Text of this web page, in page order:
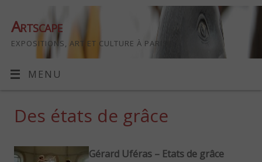
Artscape
EXPOSITIONS, ART ET CULTURE À PARIS
MENU
Des états de grâce
Gérard Uféras – Etats de grâce